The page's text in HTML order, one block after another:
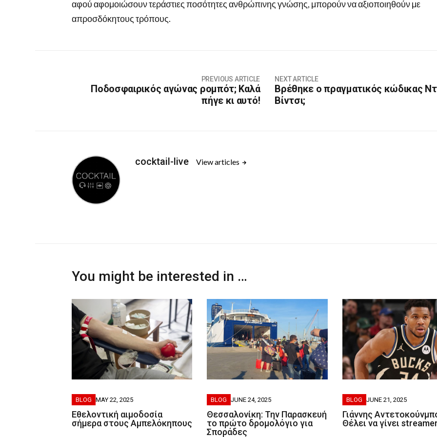
αφού αφομοιώσουν τεράστιες ποσότητες ανθρώπινης γνώσης, μπορούν να αξιοποιηθούν με
απροσδόκητους τρόπους.
PREVIOUS ARTICLE
Ποδοσφαιρικός αγώνας ρομπότ; Καλά
πήγε κι αυτό!
NEXT ARTICLE
Βρέθηκε ο πραγματικός κώδικας
Βίντσι;
cocktail-live View articles
You might be interested in …
BLOG MAY 22, 2025
Εθελοντική αιμοδοσία
σήμερα στους Αμπελόκηπους
BLOG JUNE 24, 2025
Θεσσαλονίκη: Την Παρασκευή
το πρώτο δρομολόγιο για
Σποράδες
BLOG JUNE 21, 2025
Γιάννης
Θέλει να γίνει